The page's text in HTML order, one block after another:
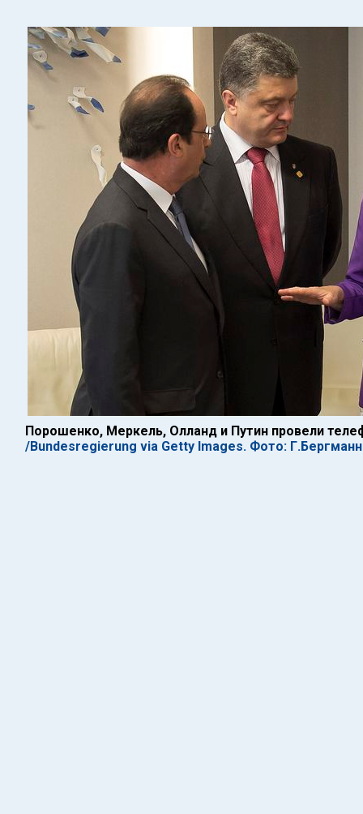
Порошенко, Меркель, Олланд и Путин провели
/Bundesregierung via Getty Images. Фото: Г.Бергманн